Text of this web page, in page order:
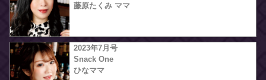
藤原たくみ ママ
2023年7月号
Snack One
ひなママ